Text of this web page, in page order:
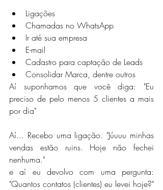
Ligações
Chamadas no WhatsApp
Ir até sua empresa
E-mail
Cadastro para captação de Leads
Consolidar Marca, dentre outros
Aí suponhamos que você diga: "Eu
preciso de pelo menos 5 clientes a mais
por dia"
Aí... Recebo uma ligação. "Júuuu minhas
vendas estão ruins. Hoje não fechei
nenhuma."
e aí eu devolvo com uma pergunta:
"Quantos contatos (clientes) eu levei hoje?"